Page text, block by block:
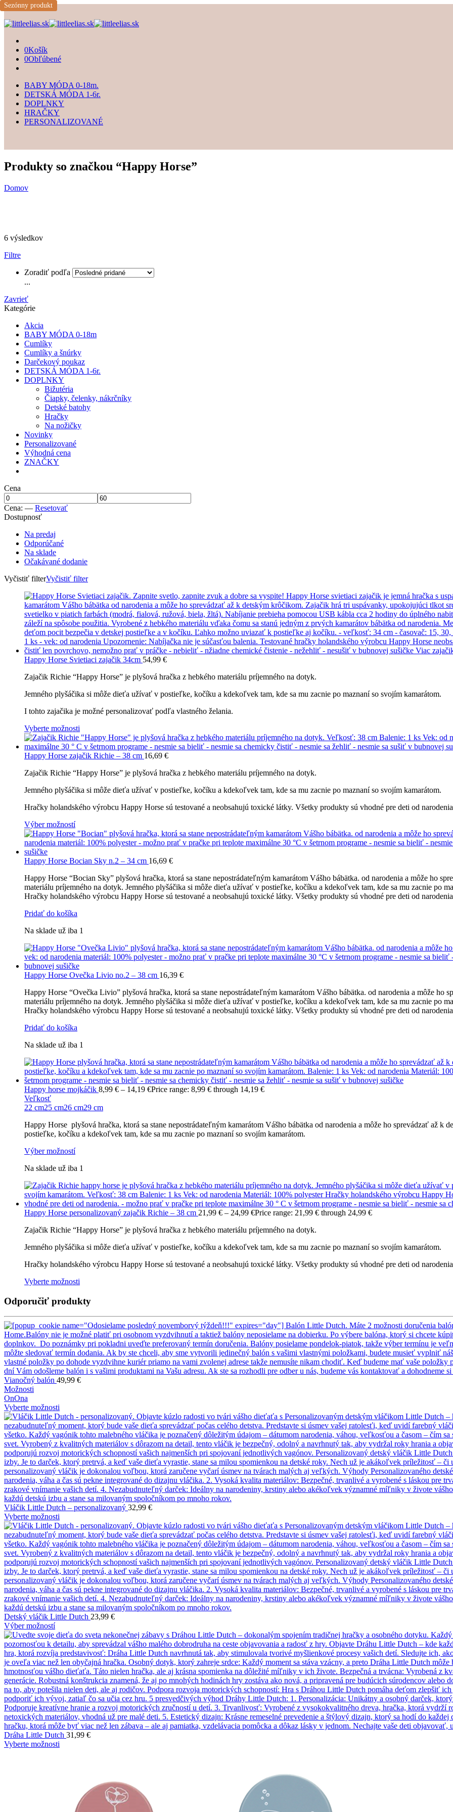
0Košík
0Obľúbené
BABY MÓDA 0-18m.
DETSKÁ MÓDA 1-6r.
DOPLNKY
HRAČKY
PERSONALIZOVANÉ
Produkty so značkou “Happy Horse”
Domov
6 výsledkov
Filtre
Zoradiť podľa
...
Zavrieť
Kategórie
Akcia
BABY MÓDA 0-18m
Cumlíky
Cumlíky a šnúrky
Darčekový poukaz
DETSKÁ MÓDA 1-6r.
DOPLNKY
Bižutéria
Čiapky, čelenky, nákrčníky
Detské batohy
Hračky
Na nožičky
Novinky
Personalizované
Výhodná cena
ZNAČKY
Cena
Cena: — Resetovať
Dostupnosť
Na predaj
Odporúčané
Na sklade
Očakávané dodanie
Vyčistiť filterVyčistiť filter
Happy Horse Svietiaci zajačik 34cm 54,99 €
Zajačik Richie “Happy Horse” je plyšová hračka z hebkého materiálu príjemného na dotyk.
Jemného plyšáčika si môže dieťa užívať v postieľke, kočíku a kdekoľvek tam, kde sa mu zacnie po maznaní so svojím kamarátom.
I tohto zajačika je možné personalizovať podľa vlastného želania.
Vyberte možnosti
Happy Horse zajačik Richie – 38 cm 16,69 €
Zajačik Richie “Happy Horse” je plyšová hračka z hebkého materiálu príjemného na dotyk.
Jemného plyšáčika si môže dieťa užívať v postieľke, kočíku a kdekoľvek tam, kde sa mu zacnie po maznaní so svojím kamarátom.
Hračky holandského výrobcu Happy Horse sú testované a neobsahujú toxické látky. Všetky produkty sú vhodné pre deti od
Výber možností
Happy Horse Bocian Sky n.2 – 34 cm 16,69 €
Happy Horse “Bocian Sky” plyšová hračka, ktorá sa stane nepostrádateľným kamarátom Vášho bábätka. od narodenia a môže ho
materiálu príjemného na dotyk. Jemného plyšáčika si môže dieťa užívať v postieľke, kočíku a kdekoľvek tam, kde sa mu zacnie po
Hračky holandského výrobcu Happy Horse sú testované a neobsahujú toxické látky. Všetky produkty sú vhodné pre deti od
Pridať do košíka
Na sklade už iba 1
Happy Horse Ovečka Livio no.2 – 38 cm 16,39 €
Happy Horse “Ovečka Livio” plyšová hračka, ktorá sa stane nepostrádateľným kamarátom Vášho bábätka. od narodenia a môže ho
materiálu príjemného na dotyk. Jemného plyšáčika si môže dieťa užívať v postieľke, kočíku a kdekoľvek tam, kde sa mu zacnie po
Hračky holandského výrobcu Happy Horse sú testované a neobsahujú toxické látky. Všetky produkty sú vhodné pre deti od
Pridať do košíka
Na sklade už iba 1
Happy horse mojkáčik 8,99 € – 14,19 €Price range: 8,99 € through 14,19 €
Veľkosť
22 cm25 cm26 cm29 cm
Happy Horse plyšová hračka, ktorá sa stane nepostrádateľným kamarátom Vášho bábätka od narodenia a môže ho sprevádzať až
postieľke, kočíku a kdekoľvek tam, kde sa mu zacnie po maznaní so svojím kamarátom.
Výber možností
Na sklade už iba 1
Happy Horse personalizovaný zajačik Richie – 38 cm 21,99 € – 24,99 €Price range: 21,99 € through 24,99 €
Zajačik Richie “Happy Horse” je plyšová hračka z hebkého materiálu príjemného na dotyk.
Jemného plyšáčika si môže dieťa užívať v postieľke, kočíku a kdekoľvek tam, kde sa mu zacnie po maznaní so svojím kamarátom.
Hračky holandského výrobcu Happy Horse sú testované a neobsahujú toxické látky. Všetky produkty sú vhodné pre deti od
Vyberte možnosti
Odporučiť produkty
Sezónny produkt
Vianočný balón 49,99 €
Možnosti
OnOna
Vyberte možnosti
Vláčik Little Dutch – personalizovaný 32,99 €
Vyberte možnosti
Detský vláčik Little Dutch 23,99 €
Výber možností
Dráha Little Dutch 31,99 €
Vyberte možnosti